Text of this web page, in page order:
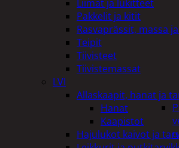
Liimat ja lukitteet
Pakkelit ja kitit
Rasvaprässit, massa
Teipit
Tiivisteet
Tiivistemassat
LVI
Allaskaapit, hanat ja
Hanat
Kaapistot
Hajulukot kaivot ja